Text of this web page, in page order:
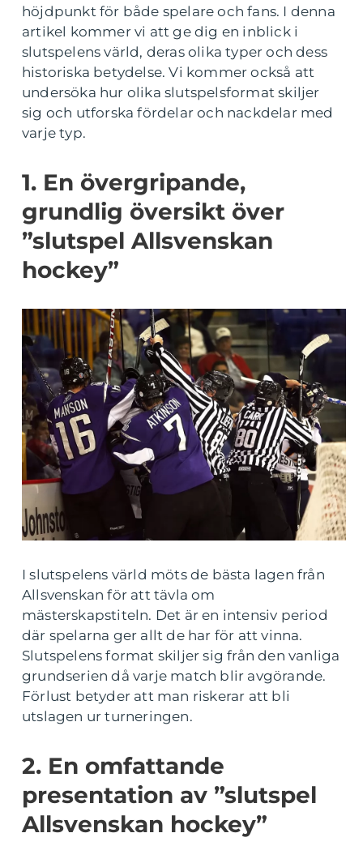
höjdpunkt för både spelare och fans. I denna
artikel kommer vi att ge dig en inblick i
slutspelens värld, deras olika typer och dess
historiska betydelse. Vi kommer också att
undersöka hur olika slutspelsformat skiljer
sig och utforska fördelar och nackdelar med
varje typ.
1. En övergripande,
grundlig översikt över
”slutspel Allsvenskan
hockey”
I slutspelens värld möts de bästa lagen från
Allsvenskan för att tävla om
mästerskapstiteln. Det är en intensiv period
där spelarna ger allt de har för att vinna.
Slutspelens format skiljer sig från den vanliga
grundserien då varje match blir avgörande.
Förlust betyder att man riskerar att bli
utslagen ur turneringen.
2. En omfattande
presentation av ”slutspel
Allsvenskan hockey”